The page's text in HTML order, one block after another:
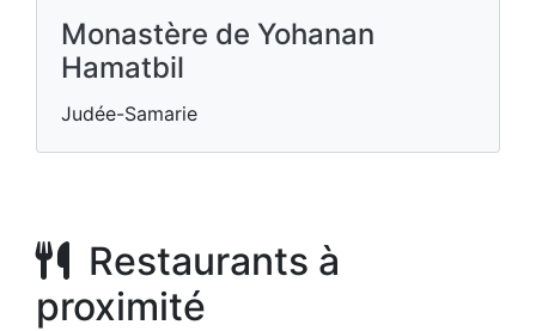
Monastère de Yohanan
Hamatbil
Judée-Samarie
Restaurants à
proximité